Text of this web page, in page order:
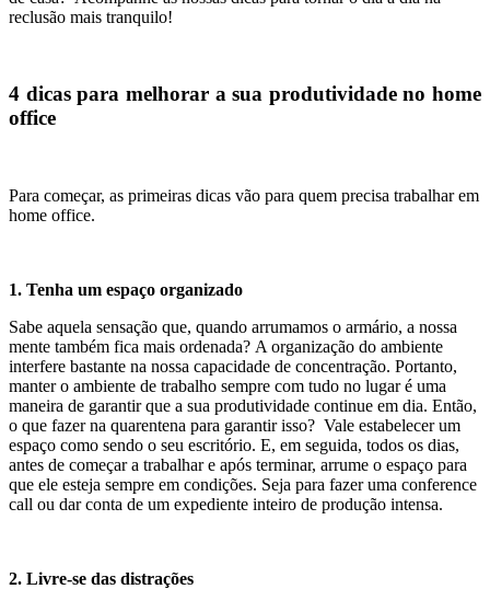
reclusão mais tranquilo!
4 dicas para melhorar a sua produtividade no home
office
Para começar, as primeiras dicas vão para quem precisa trabalhar em
home office.
1. Tenha um espaço organizado
Sabe aquela sensação que, quando arrumamos o armário, a nossa
mente também fica mais ordenada? A organização do ambiente
interfere bastante na nossa capacidade de concentração. Portanto,
manter o ambiente de trabalho sempre com tudo no lugar é uma
maneira de garantir que a sua produtividade continue em dia. Então,
o que fazer na quarentena para garantir isso? Vale estabelecer um
espaço como sendo o seu escritório. E, em seguida, todos os dias,
antes de começar a trabalhar e após terminar, arrume o espaço para
que ele esteja sempre em condições. Seja para fazer uma conference
call ou dar conta de um expediente inteiro de produção intensa.
2. Livre-se das distrações